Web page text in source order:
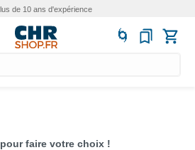
de 10 ans d'expérience
faire votre choix !